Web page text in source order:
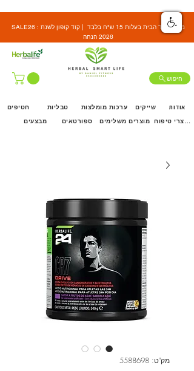
SALE26 : משלוח עד הבית בעלות 15 ש"ח בלבד | קוד קופון לשנת
2026 הנחה
חיפוש
מבצעים מוצרים משלימים
טבליות
ספורטאים
מוצרי טיפוח
חטיפים ערכות מומלצות שייקים אודות
מק"ט: 5588698